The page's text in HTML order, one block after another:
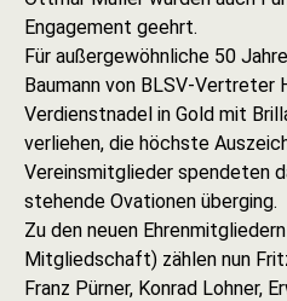
Engagement geehrt.
Für außergewöhnliche 50
Baumann von BLSV-Vertreter
Verdienstnadel in Gold mit
verliehen, die höchste
Vereinsmitglieder spendeten
stehende Ovationen überging.
Zu den neuen
Mitgliedschaft) zählen nun
Franz Pürner, Konrad Lohner,